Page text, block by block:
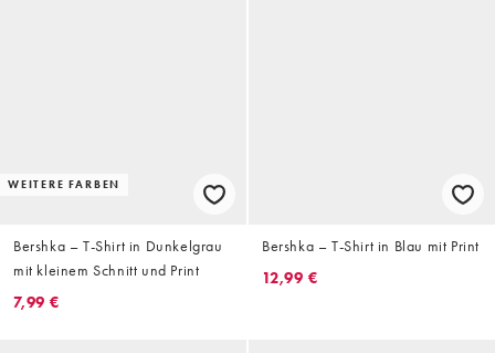
WEITERE FARBEN
Bershka – T-Shirt in Dunkelgrau
mit kleinem Schnitt und Print
7,99 €
Bershka – T-Shirt in Blau mit Print
12,99 €